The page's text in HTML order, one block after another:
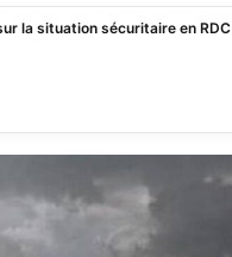
la situation sécuritaire en RDC